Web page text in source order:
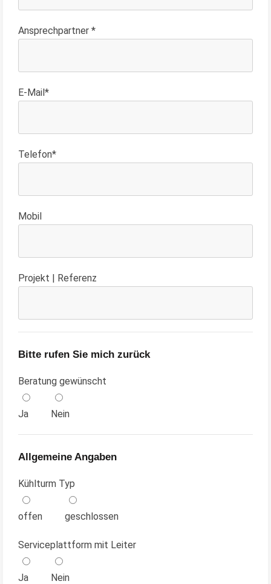
Ansprechpartner *
E-Mail*
Telefon*
Mobil
Projekt | Referenz
Bitte rufen Sie mich zurück
Beratung gewünscht
Ja Nein
Allgemeine Angaben
Kühlturm Typ
offen geschlossen
Serviceplattform mit Leiter
Ja Nein